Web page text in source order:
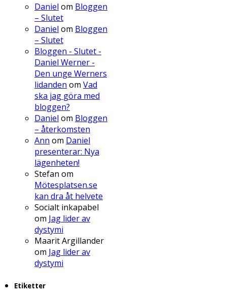
Daniel om Bloggen
– Slutet
Daniel om Bloggen
– Slutet
Bloggen - Slutet -
Daniel Werner -
Den unge Werners
lidanden om Vad
ska jag göra med
bloggen?
Daniel om Bloggen
– återkomsten
Ann om Daniel
presenterar: Nya
lägenheten!
Stefan om
Mötesplatsen.se
kan dra åt helvete
Socialt inkapabel
om Jag lider av
dystymi
Maarit Argillander
om Jag lider av
dystymi
Etiketter